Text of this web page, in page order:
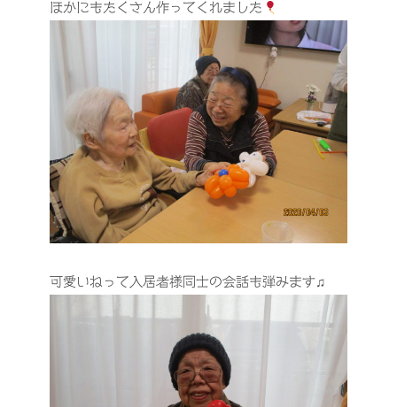
ほかにもたくさん作ってくれました
可愛いねって入居者様同士の会話も弾みます♫